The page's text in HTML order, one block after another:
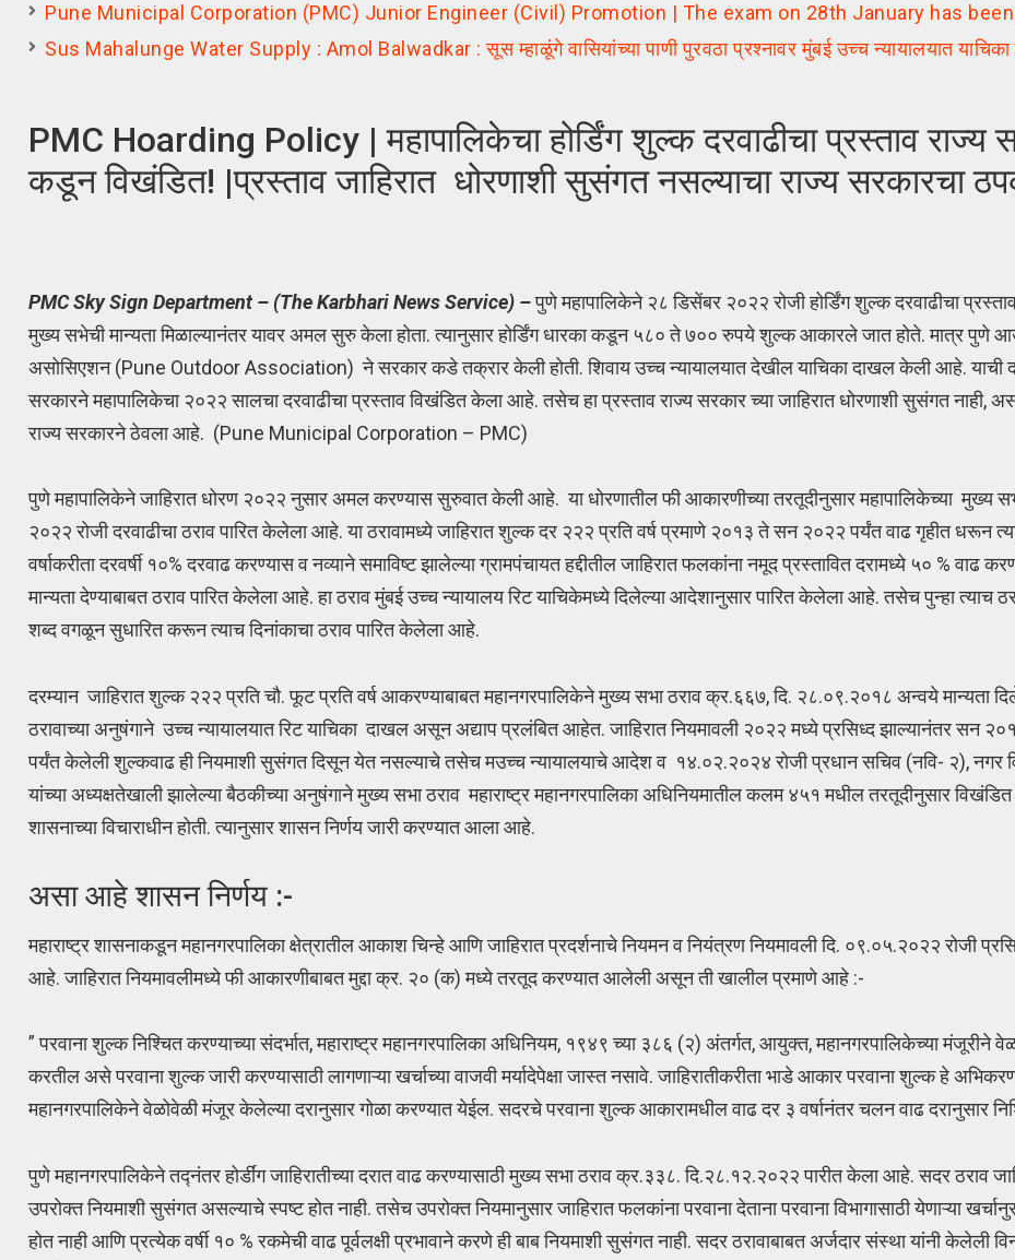
Pune Municipal Corporation (PMC) Junior Engineer (Civil) Promotion | The exam on 28th January has
Sus Mahalunge Water Supply : Amol Balwadkar : सूस म्हाळूंगे वासियांच्या पाणी पुरवठा प्रश्नावर मुंबई उच्च न्यायालयात
PMC Hoarding Policy | महापालिकेचा होर्डिंग शुल्क दरवाढीचा प्रस्ताव राज्य
कडून विखंडित! |प्रस्ताव जाहिरात धोरणाशी सुसंगत नसल्याचा राज्य सरकारचा
PMC Sky Sign Department – (The Karbhari News Service) –पुणे महापालिकेने २८ डिसेंबर २०२२ रोजी होर्डिंग शुल्क दरवाढीचा
मुख्य सभेची मान्यता मिळाल्यानंतर यावर अमल सुरु केला होता. त्यानुसार होर्डिंग धारका कडून ५८० ते ७०० रुपये शुल्क आकारले जात होते. मात्र पुणे
असोसिएशन (Pune Outdoor Association) ने सरकार कडे तक्रार केली होती. शिवाय उच्च न्यायालयात देखील याचिका दाखल केली आहे. याची
सरकारने महापालिकेचा २०२२ सालचा दरवाढीचा प्रस्ताव विखंडित केला आहे. तसेच हा प्रस्ताव राज्य सरकार च्या जाहिरात धोरणाशी सुसंगत नाही,
राज्य सरकारने ठेवला आहे. (Pune Municipal Corporation – PMC)
पुणे महापालिकेने जाहिरात धोरण २०२२ नुसार अमल करण्यास सुरुवात केली आहे. या धोरणातील फी आकारणीच्या तरतूदीनुसार महापालिकेच्या मुख्य
२०२२ रोजी दरवाढीचा ठराव पारित केलेला आहे. या ठरावामध्ये जाहिरात शुल्क दर २२२ प्रति वर्ष प्रमाणे २०१३ ते सन २०२२ पर्यंत वाढ गृहीत धरून
वर्षाकरीता दरवर्षी १०% दरवाढ करण्यास व नव्याने समाविष्ट झालेल्या ग्रामपंचायत हद्दीतील जाहिरात फलकांना नमूद प्रस्तावित दरामध्ये ५० % वाढ
मान्यता देण्याबाबत ठराव पारित केलेला आहे. हा ठराव मुंबई उच्च न्यायालय रिट याचिकेमध्ये दिलेल्या आदेशानुसार पारित केलेला आहे. तसेच पुन्हा त्याच
शब्द वगळून सुधारित करून त्याच दिनांकाचा ठराव पारित केलेला आहे.
दरम्यान जाहिरात शुल्क २२२ प्रति चौ. फूट प्रति वर्ष आकरण्याबाबत महानगरपालिकेने मुख्य सभा ठराव क्र.६६७, दि. २८.०९.२०१८ अन्वये मान्यता
ठरावाच्या अनुषंगाने उच्च न्यायालयात रिट याचिका दाखल असून अद्याप प्रलंबित आहेत. जाहिरात नियमावली २०२२ मध्ये प्रसिध्द झाल्यानंतर सन
पर्यंत केलेली शुल्कवाढ ही नियमाशी सुसंगत दिसून येत नसल्याचे तसेच मउच्च न्यायालयाचे आदेश व १४.०२.२०२४ रोजी प्रधान सचिव (नवि- २), नगर
यांच्या अध्यक्षतेखाली झालेल्या बैठकीच्या अनुषंगाने मुख्य सभा ठराव महाराष्ट्र महानगरपालिका अधिनियमातील कलम ४५१ मधील तरतूदीनुसार विखंडित
शासनाच्या विचाराधीन होती. त्यानुसार शासन निर्णय जारी करण्यात आला आहे.
असा आहे शासन निर्णय :-
महाराष्ट्र शासनाकडून महानगरपालिका क्षेत्रातील आकाश चिन्हे आणि जाहिरात प्रदर्शनाचे नियमन व नियंत्रण नियमावली दि. ०९.०५.२०२२ रोजी
आहे. जाहिरात नियमावलीमध्ये फी आकारणीबाबत मुद्दा क्र. २० (क) मध्ये तरतूद करण्यात आलेली असून ती खालील प्रमाणे आहे :-
” परवाना शुल्क निश्चित करण्याच्या संदर्भात, महाराष्ट्र महानगरपालिका अधिनियम, १९४९ च्या ३८६ (२) अंतर्गत, आयुक्त, महानगरपालिकेच्या मंजूरीने
करतील असे परवाना शुल्क जारी करण्यासाठी लागणाऱ्या खर्चाच्या वाजवी मर्यादेपेक्षा जास्त नसावे. जाहिरातीकरीता भाडे आकार परवाना शुल्क हे
महानगरपालिकेने वेळोवेळी मंजूर केलेल्या दरानुसार गोळा करण्यात येईल. सदरचे परवाना शुल्क आकारामधील वाढ दर ३ वर्षानंतर चलन वाढ दरानुसार
पुणे महानगरपालिकेने तद्नंतर होर्डींग जाहिरातीच्या दरात वाढ करण्यासाठी मुख्य सभा ठराव क्र.३३८. दि.२८.१२.२०२२ पारीत केला आहे. सदर ठराव
उपरोक्त नियमाशी सुसंगत असल्याचे स्पष्ट होत नाही. तसेच उपरोक्त नियमानुसार जाहिरात फलकांना परवाना देताना परवाना विभागासाठी येणाऱ्या
होत नाही आणि प्रत्येक वर्षी १० % रकमेची वाढ पूर्वलक्षी प्रभावाने करणे ही बाब नियमाशी सुसंगत नाही. सदर ठरावाबाबत अर्जदार संस्था यांनी केलेली